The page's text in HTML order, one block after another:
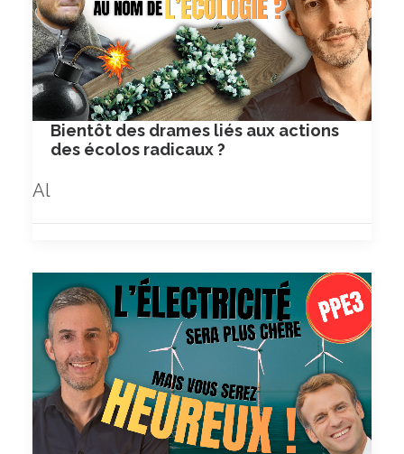
Bientôt des drames liés aux actions
des écolos radicaux ?
Al